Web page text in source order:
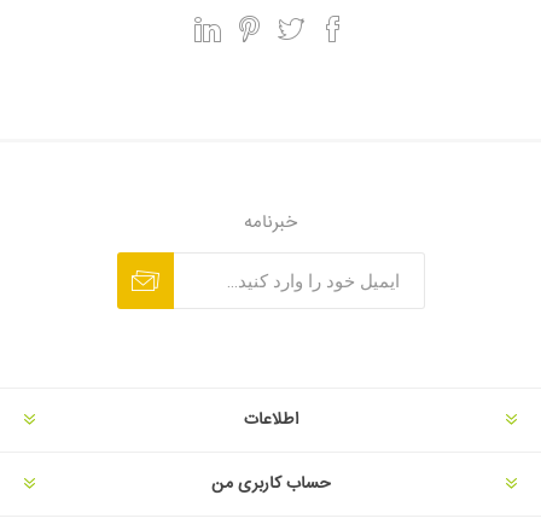
خبرنامه
اطلاعات
حساب کاربری من